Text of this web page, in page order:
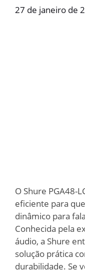
27 de janeiro de
O Shure PGA48-
eficiente para
dinâmico para
Conhecida pela
áudio, a Shure
solução prática
durabilidade. Se